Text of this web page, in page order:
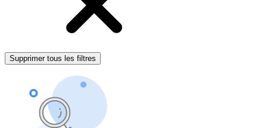
Supprimer tous les filtres